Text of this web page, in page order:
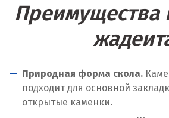
Преимущества
Природная форма скола.
подходит для основной
открытые каменки.